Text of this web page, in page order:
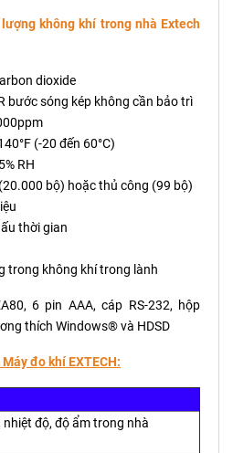
không khí trong nhà Extech
dioxide
bước sóng kép không cần bảo trì
(-20 đến 60°C)
RH
bộ) hoặc thủ công (99 bộ)
thời gian
trong không khí trong lành
6 pin AAA, cáp RS-232, hộp
thích Windows® và HDSD
đo khí EXTECH:
nhiệt độ, độ ẩm trong nhà